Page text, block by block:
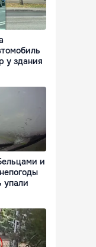
у здания
и
упали